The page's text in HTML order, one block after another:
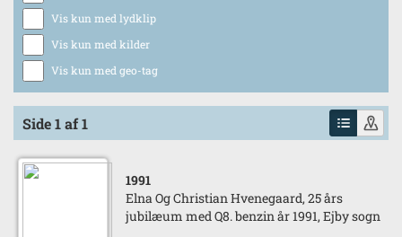
Vis kun med lydklip
Vis kun med kilder
Vis kun med geo-tag
Side 1 af 1
1991
Elna Og Christian Hvenegaard, 25 års
jubilæum med Q8. benzin år 1991, Ejby sogn